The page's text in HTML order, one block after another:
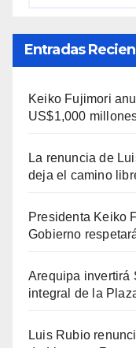
Entradas
Keiko Fujimori
US$1,000
La renuncia de
deja el camino
Presidenta Keiko
Gobierno
Arequipa invertirá
integral de la
Luis Rubio